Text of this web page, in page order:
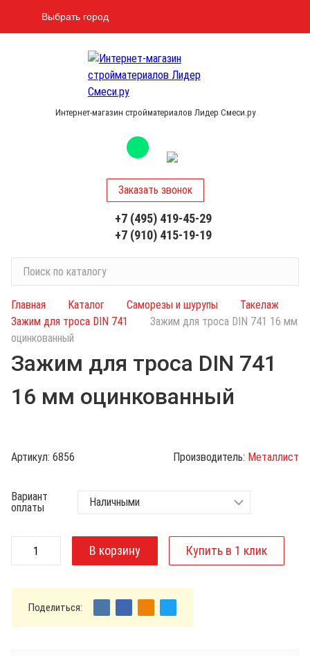
Выбрать город
Интернет-магазин стройматериалов Лидер Смеси.ру
и
с
о
а
о
у
Заказать звонок
+7 (495) 419-45-29
+7 (910) 415-19-19
Главная Каталог Саморезы и шурупы
Такелаж
Зажим для троса DIN 741
Зажим для троса DIN 741 16 мм
оцинкованный
Зажим для троса DIN 741
16 мм оцинкованный
Артикул: 6856 Производитель: Металлист
Вариант
оплаты
Поделиться: